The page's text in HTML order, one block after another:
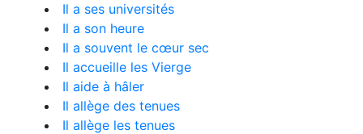
Il a ses universités
Il a son heure
Il a souvent le cœur sec
Il accueille les Vierge
Il aide à hâler
Il allège des tenues
Il allège les tenues